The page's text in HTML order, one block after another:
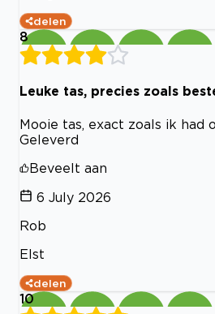
delen
8
Leuke tas, precies zoals
Mooie tas, exact zoals ik had
Geleverd
Beveelt aan
6 July 2026
Rob
Elst
delen
10